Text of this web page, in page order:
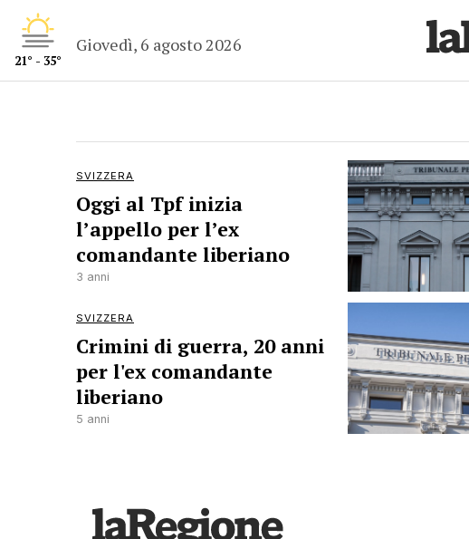
21° - 35°
Giovedì, 6 agosto 2026
SVIZZERA
Oggi al Tpf inizia
l’appello per l’ex
comandante liberiano
3 anni
SVIZZERA
Crimini di guerra, 20 anni
per l'ex comandante
liberiano
5 anni